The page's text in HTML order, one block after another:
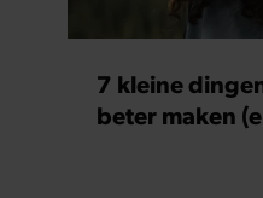
7 kleine
beter maken